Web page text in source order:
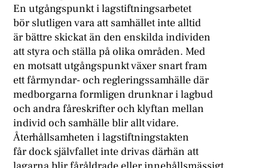
En utgångspunkt i lagstiftningsarbetet
bör slutligen vara att samhället inte alltid
är bättre skickat än den enskilda individen
att styra och ställa på olika områden. Med
en motsatt utgångspunkt växer snart fram
ett fårmyndar- och regleringssamhälle där
medborgarna formligen drunknar i lagbud
och andra fåreskrifter och klyftan mellan
individ och samhälle blir allt vidare.
Återhållsamheten i lagstiftningstakten
får dock självfallet inte drivas därhän att